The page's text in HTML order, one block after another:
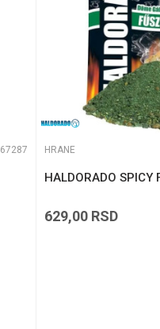
67287 HRANE
HALDORADO SPICY
629,00 RSD